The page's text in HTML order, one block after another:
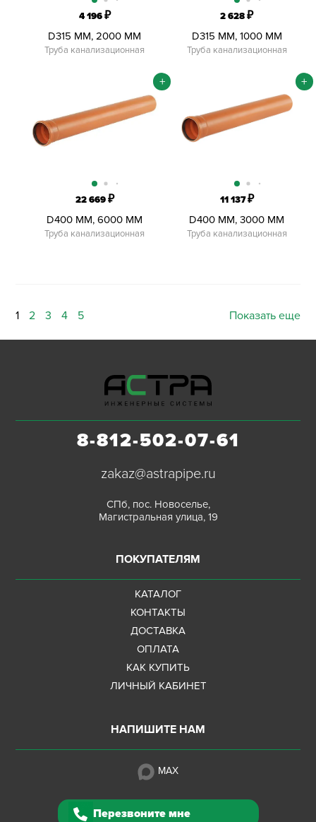
4 196₽
D315 ММ, 2000 ММ
Труба канализационная
2 628₽
D315 ММ, 1000 ММ
Труба канализационная
22 669₽
D400 ММ, 6000 ММ
Труба канализационная
+
11 137₽
D400 ММ, 3000 ММ
Труба канализационная
+
1 2 3 4 5 Показать еще
8-812-502-07-61
zakaz@astrapipe.ru
СПб, пос. Новоселье,
Магистральная улица, 19
ПОКУПАТЕЛЯМ
КАТАЛОГ
КОНТАКТЫ
ДОСТАВКА
ОПЛАТА
КАК КУПИТЬ
ЛИЧНЫЙ КАБИНЕТ
НАПИШИТЕ НАМ
MAX
Перезвоните мне